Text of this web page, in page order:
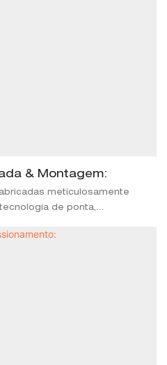
& Montagem:
meticulosamente
de ponta,
mínimo